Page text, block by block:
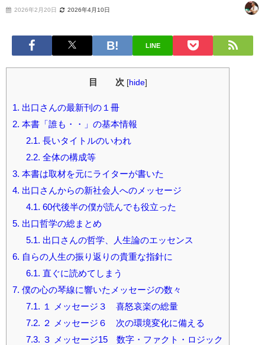
2026年2月20日 2026年4月10日
LINE
目 次 [hide]
1. 出口さんの最新刊の１冊
2. 本書「誰も・・」の基本情報
2.1. 長いタイトルのいわれ
2.2. 全体の構成等
3. 本書は取材を元にライターが書いた
4. 出口さんからの新社会人へのメッセージ
4.1. 60代後半の僕が読んでも役立った
5. 出口哲学の総まとめ
5.1. 出口さんの哲学、人生論のエッセンス
6. 自らの人生の振り返りの貴重な指針に
6.1. 直ぐに読めてしまう
7. 僕の心の琴線に響いたメッセージの数々
7.1. １ メッセージ３ 喜怒哀楽の総量
7.2. ２ メッセージ６ 次の環境変化に備える
7.3. ３ メッセージ15 数字・ファクト・ロジック